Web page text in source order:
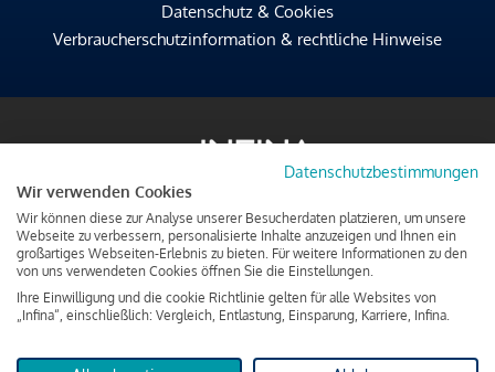
Datenschutz & Cookies
Verbraucherschutzinformation & rechtliche Hinweise
Datenschutzbestimmungen
Wir verwenden Cookies
Wir können diese zur Analyse unserer Besucherdaten platzieren, um unsere
Webseite zu verbessern, personalisierte Inhalte anzuzeigen und Ihnen ein
großartiges Webseiten-Erlebnis zu bieten. Für weitere Informationen zu den
von uns verwendeten Cookies öffnen Sie die Einstellungen.
Ihre Einwilligung und die cookie Richtlinie gelten für alle Websites von
„Infina“, einschließlich: Vergleich, Entlastung, Einsparung, Karriere, Infina.